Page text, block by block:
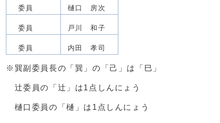
委員 樋口 房次
委員 戸川 和子
委員 内田 孝司
※巽副委員長の「巽」の「己」は「巳」
辻委員の「辻」は1点しんにょう
樋口委員の「樋」は1点しんにょう